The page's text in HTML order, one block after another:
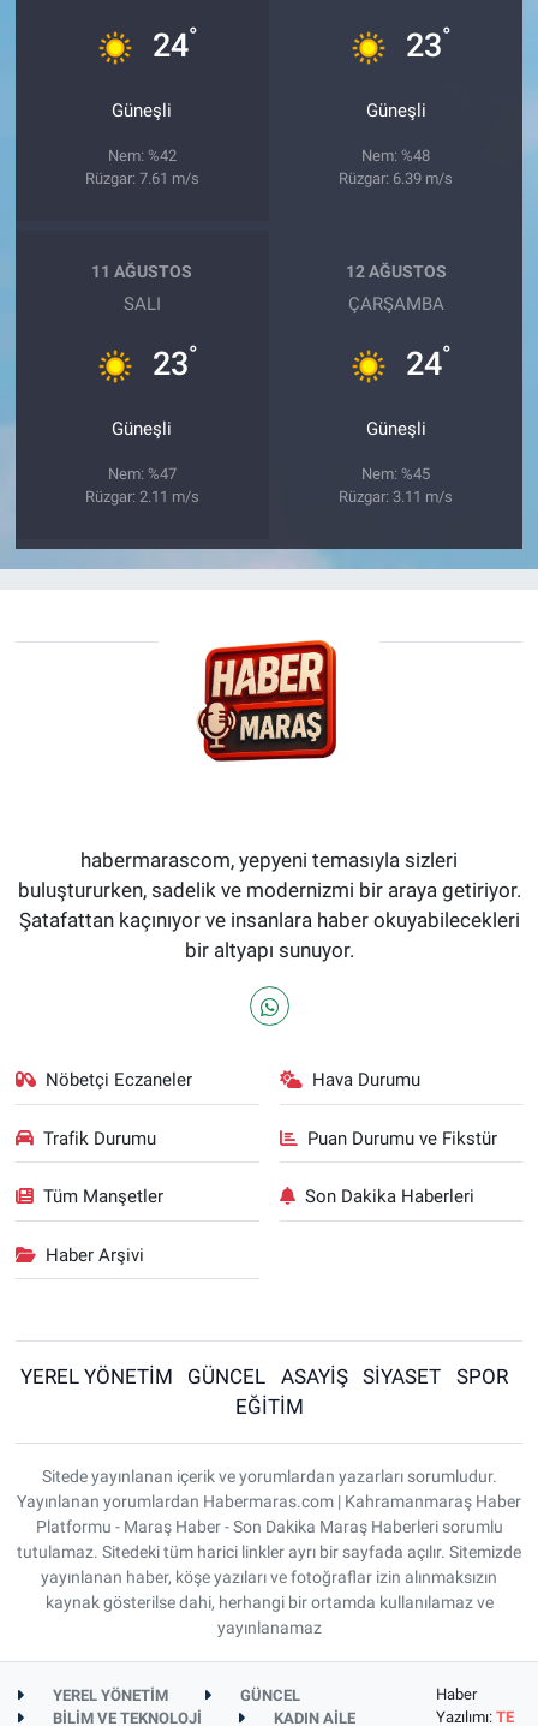
24°
Güneşli
Nem: %42
Rüzgar: 7.61 m/s
23°
Güneşli
Nem: %48
Rüzgar: 6.39 m/s
11 AĞUSTOS
SALI
23°
Güneşli
Nem: %47
Rüzgar: 2.11 m/s
12 AĞUSTOS
ÇARŞAMBA
24°
Güneşli
Nem: %45
Rüzgar: 3.11 m/s
habermarascom, yepyeni temasıyla sizleri
buluştururken, sadelik ve modernizmi bir araya getiriyor.
Şatafattan kaçınıyor ve insanlara haber okuyabilecekleri
bir altyapı sunuyor.
Nöbetçi Eczaneler Hava Durumu
Trafik Durumu Puan Durumu ve Fikstür
Tüm Manşetler Son Dakika Haberleri
Haber Arşivi
YEREL YÖNETİM GÜNCEL ASAYİŞ SİYASET
SPOR
EĞİTİM
Sitede yayınlanan içerik ve yorumlardan yazarları sorumludur.
Yayınlanan yorumlardan Habermaras.com | Kahramanmaraş Haber
Platformu - Maraş Haber - Son Dakika Maraş Haberleri sorumlu
tutulamaz. Sitedeki tüm harici linkler ayrı bir sayfada açılır. Sitemizde
yayınlanan haber, köşe yazıları ve fotoğraflar izin alınmaksızın
kaynak gösterilse dahi, herhangi bir ortamda kullanılamaz ve
yayınlanamaz
YEREL YÖNETİM
GÜNCEL
BİLİM VE TEKNOLOJİ
KADIN AİLE
Haber
Yazılımı: TE